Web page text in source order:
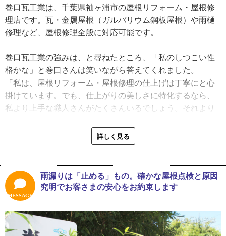
やっていたら、親方が屋根の１ヶ所を私に任せてくれまし
た。それがまた嬉しくてね」
しかし、屋根リフォームの仕事が好きで従事していたもの
の誘いを受けます。
「茂原にホテルがオープンする時でした。屋根職人の仕事
も面白くなってきたところだったので、断ろうかと迷いま
した。でも、昔の知り合いが自分のことを思い出して声を
かけてくれるなんて、頼られている感じが嬉しくて。若い
って単純ですよね。結局、職人をやめてホテル業界に戻り
の仕事への想い」が再燃している自分に気が付いてしまい
ます。接客も好きだけど、瓦を触っている方が性に合って
いると再確認をしたそうです。
「やっぱり、私は屋根の仕事が好きだった。まるで、それ
を確認するためにホテルに勤めたみたいですよね。ホテル
を退職して、新潟へは帰らずに茂原の瓦屋に勤めました。
巻口瓦工業は、千葉県袖ヶ浦市の屋根リフォーム・屋根修
理店です。瓦・金属屋根（ガルバリウム鋼板屋根）や雨樋
修理など、屋根修理全般に対応可能です。
巻口瓦工業の強みは、と尋ねたところ、「私のしつこい性
格かな」と巻口さんは笑いながら答えてくれました。
「私は、屋根リフォーム・屋根修理の仕上げは丁寧にと心
掛けています。でも、仕上がりの美しさに特化するなら、
私より上手な職人さんがたくさんいるでしょう。それより
きること。雨漏り修理をしたのに、また数ヵ月後に水が漏
るのでは、それは原因を突き止めた上で雨漏り修理をした
ていただきます。昔からこのスタイルで屋根仕事をしてき
ました。しつこい上に不器用なので、手抜きができなくて
ね。あれ、性格だけ書かれたら嫌われてしまうかな。仕事
する熱意は、どんな職人にも負けない粘り強いスタイルが
強み。巻口さんのこのやり方が、お客さまからお客さまへ
詳しく見る
MESSAGE
雨漏りは「止める」もの。確かな屋根点検と原因
究明でお客さまの安心をお約束します